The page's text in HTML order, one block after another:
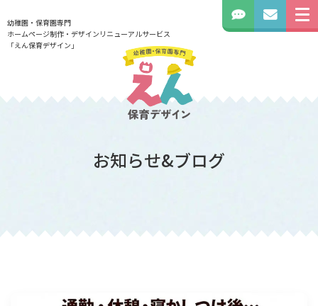
幼稚園・保育園専門
ホームページ制作・デザインリニューアルサービス
「えん保育デザイン」
お知らせ&ブログ